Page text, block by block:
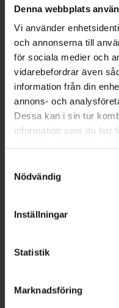
Denna webbplats
Vi använder
och annonserna till
för sociala medier och
vidarebefordrar även
information från din
annons- och
Dessa kan i sin tur
information som du har
återkalla ditt samtycke
cookieinställningar. Ett
lagligheten av
Nödvändig
Inställningar
Statistik
Marknadsföring
bästa
brösttrattar
Elvie Pump. 90
Jämförpris
499 kr/
EAN:
Kategorier:
Amning och
Innehåll
Upptäck flera